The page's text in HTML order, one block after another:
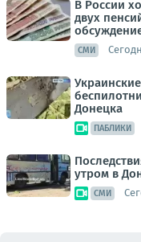
В России
двух
СМИ
Донецка
ПАБЛИКИ
утром в
СМИ